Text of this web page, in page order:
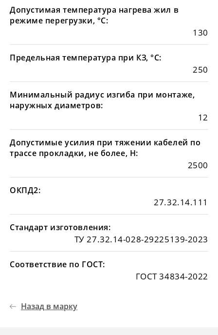
Допустимая температура нагрева жил в
режиме перегрузки, °С:
130
Предельная температура при КЗ, °С:
250
Минимальный радиус изгиба при монтаже,
наружных диаметров:
12
Допустимые усилия при тяжении кабелей по
трассе прокладки, не более, Н:
2500
ОКПД2:
27.32.14.111
Стандарт изготовления:
ТУ 27.32.14-028-29225139-2023
Соответствие по ГОСТ:
ГОСТ 34834-2022
Назад в марку